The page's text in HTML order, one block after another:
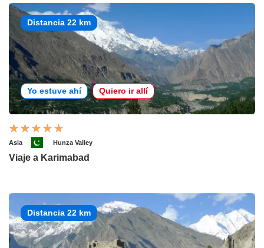
Distancia 22 km
Yo estuve ahí Quiero ir allí
Asia Hunza Valley
Viaje a Karimabad
Distancia 22 km